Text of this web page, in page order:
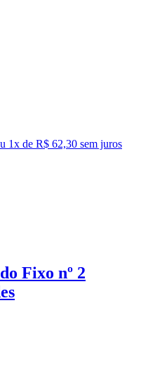
1x de R$ 62,30 sem juros
Fixo nº 2